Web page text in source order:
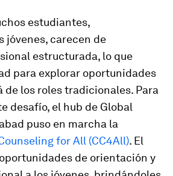
estudiantes,
jóvenes, carecen de
estructurada, lo que
para explorar oportunidades
de los roles tradicionales. Para
desafío, el hub de Global
puso en marcha la
for All (CC4All). El
de orientación y